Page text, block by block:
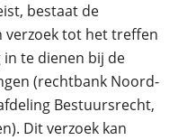
bestaat de
verzoek tot het treffen
te dienen bij de
(rechtbank Noord-
Bestuursrecht,
Dit verzoek kan